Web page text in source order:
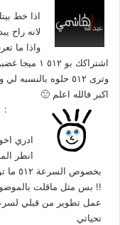
اذا خط بيتك
لانه راح
واذا ما
اشتراكك بو ٥١٢ ١ ميجا غضبن عن الشركة لان خطوط قوية
وترى ٥١٢ حلوه
اكبر فالله اعلم 🙂
و
ل
:
انطر
عمل تطوير من قبلي لسرعة ٤ ميجا اذا خط البيت
تحياتي